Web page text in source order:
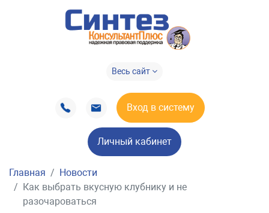
Весь сайт
Вход в систему
Личный кабинет
Главная
Новости
Как выбрать вкусную клубнику и не
разочароваться